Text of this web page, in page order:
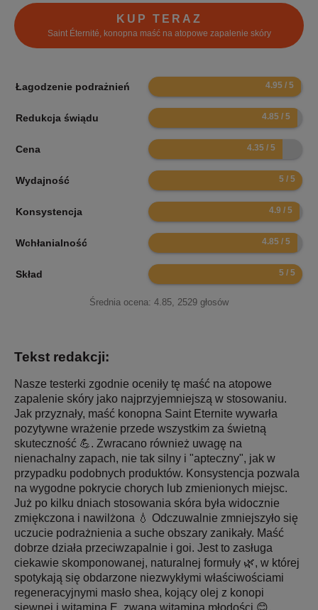
KUP TERAZ
Saint Éternité, konopna maść na atopowe zapalenie skóry
Łagodzenie podrażnień 9.9
Redukcja świądu 9.7
Cena 8.7
Wydajność 10
Konsystencja 9.8
Wchłanialność 9.7
Skład 10
Średnia ocena: 4.85, 2529 głosów
Tekst redakcji:
Nasze testerki zgodnie oceniły tę maść na atopowe
zapalenie skóry jako najprzyjemniejszą w stosowaniu.
Jak przyznały, maść konopna Saint Eternite wywarła
pozytywne wrażenie przede wszystkim za świetną
skuteczność 💪. Zwracano również uwagę na
nienachalny zapach, nie tak silny i "apteczny", jak w
przypadku podobnych produktów. Konsystencja pozwala
na wygodne pokrycie chorych lub zmienionych miejsc.
Już po kilku dniach stosowania skóra była widocznie
zmiękczona i nawilżona 💧 Odczuwalnie zmniejszyło się
uczucie podrażnienia a suche obszary zanikały. Maść
dobrze działa przeciwzapalnie i goi. Jest to zasługa
ciekawie skomponowanej, naturalnej formuły 🌿, w której
spotykają się obdarzone niezwykłymi właściwościami
regeneracyjnymi masło shea, kojący olej z konopi